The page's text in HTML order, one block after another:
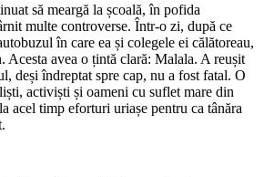
să meargă la școală, în pofida
multe controverse. Într-o zi, după ce
în care ea și colegele ei călătoreau,
Acesta avea o țintă clară: Malala. A reușit
deși îndreptat spre cap, nu a fost fatal. O
activiști și oameni cu suflet mare din
acel timp eforturi uriașe pentru ca tânăra